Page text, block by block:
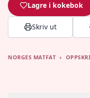
Lagre i kokebok
Skriv ut
NORGES MATFAT ›